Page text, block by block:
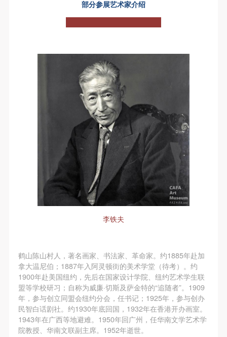
部分参展艺术家介绍
李铁夫
鹤山陈山村人，著名画家、书法家、革命家。约1885年赴加
拿大温尼伯；1887年入阿灵顿街的美术学堂（待考）。约
1900年赴美国纽约，先后在国家设计学院、纽约艺术学生联
盟等学校研习；自称为威廉·切斯及萨金特的“追随者”。1909
年，参与创立同盟会纽约分会，任书记；1925年，参与创办
民智白话剧社。约1930年底回国，1932年在香港开办画室。
1943年在广西等地避难。1950年回广州，任华南文学艺术学
院教授、华南文联副主席。1952年逝世。